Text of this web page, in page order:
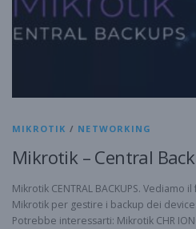
MIKROTIK / NETWORKING
Mikrotik – Central
Mikrotik CENTRAL BACKUPS.
Mikrotik per gestire i backup dei
Potrebbe interessarti: Mikrotik CHR